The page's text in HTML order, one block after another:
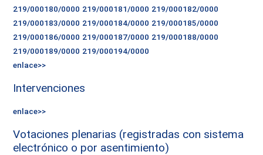
219/000180/0000 219/000181/0000 219/000182/0000
219/000183/0000 219/000184/0000 219/000185/0000
219/000186/0000 219/000187/0000 219/000188/0000
219/000189/0000 219/000194/0000
enlace>>
Intervenciones
enlace>>
Votaciones plenarias (registradas con sistema
electrónico o por asentimiento)